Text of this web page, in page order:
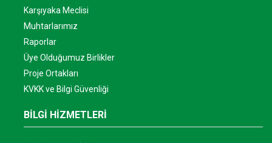
Karşıyaka Meclisi
Muhtarlarımız
Raporlar
Üye Olduğumuz Birlikler
Proje Ortakları
KVKK ve Bilgi Güvenliği
BİLGİ HİZMETLERİ